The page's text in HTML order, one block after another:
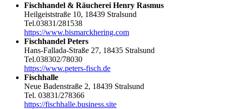
Fischhandel & Räucherei Henry Rasmus
Heilgeiststraße 10, 18439 Stralsund
Tel.03831/281538
https://www.bismarckhering.com
Fischhandel Peters
Hans-Fallada-Straße 27, 18435 Stralsund
Tel.038302/78030
https://www.peters-fisch.de
Fischhalle
Neue Badenstraße 2, 18439 Stralsund
Tel. 03831/278366
https://fischhalle.business.site